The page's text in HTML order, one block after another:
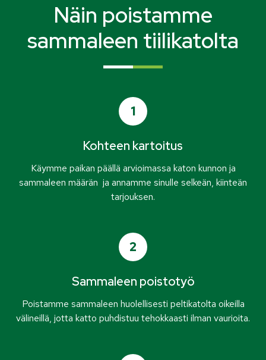
Näin poistamme
sammaleen tiilikatolta
1
Kohteen kartoitus
Käymme paikan päällä arvioimassa katon kunnon ja
sammaleen määrän ja annamme sinulle selkeän, kiinteän
tarjouksen.
2
Sammaleen poistotyö
Poistamme sammaleen huolellisesti peltikatolta oikeilla
välineillä, jotta katto puhdistuu tehokkaasti ilman vaurioita.